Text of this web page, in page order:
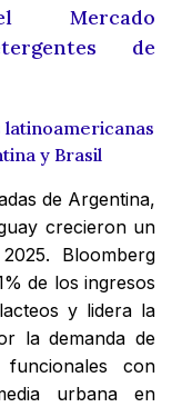
Mercado
de
latinoamericanas
y Brasil
de Argentina,
crecieron un
Bloomberg
de los ingresos
y lidera la
la demanda de
con
urbana en